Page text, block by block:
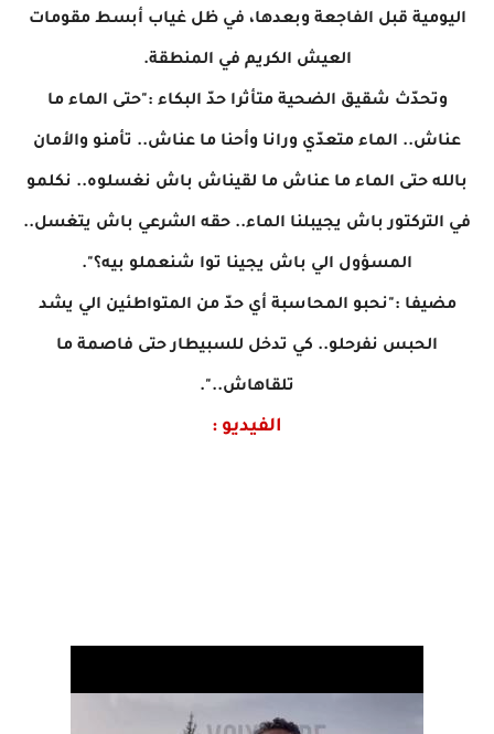
اليومية قبل الفاجعة وبعدها، في ظل غياب أبسط مقومات
العيش الكريم في المنطقة.
وتحدّث شقيق الضحية متأثرا حدّ البكاء :"حتى الماء ما
عناش.. الماء متعدّي ورانا وأحنا ما عناش.. تأمنو والأمان
بالله حتى الماء ما عناش ما لقيناش باش نغسلوه.. نكلمو
في التركتور باش يجيبلنا الماء.. حقه الشرعي باش يتغسل..
المسؤول الي باش يجينا توا شنعملو بيه؟".
مضيفا :"نحبو المحاسبة أي حدّ من المتواطئين الي يشد
الحبس نفرحلو.. كي تدخل للسبيطار حتى فاصمة ما
تلقاهاش..".
الفيديو :